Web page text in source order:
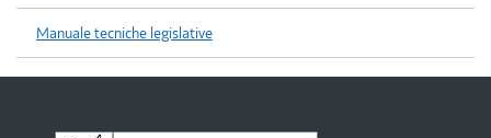
Manuale tecniche legislative